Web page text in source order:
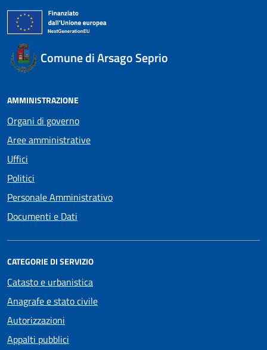
Comune di Arsago Seprio
AMMINISTRAZIONE
Organi di governo
Aree amministrative
Uffici
Politici
Personale Amministrativo
Documenti e Dati
CATEGORIE DI SERVIZIO
Catasto e urbanistica
Anagrafe e stato civile
Autorizzazioni
Appalti pubblici